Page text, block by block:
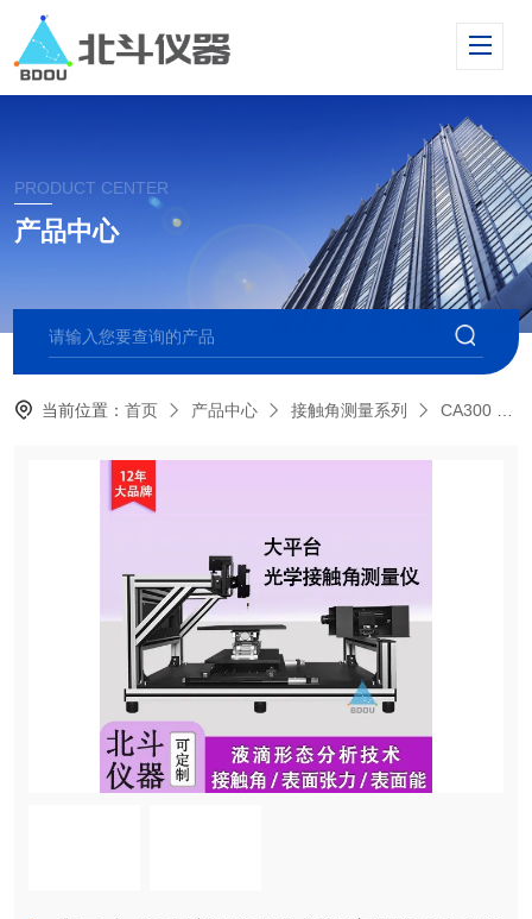
PRODUCT CENTER
产品中心
当前位置：首页 产品中心 接触角测量系列 CA300 大平台接触角测量仪